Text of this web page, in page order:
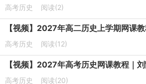
高考历史 阅读(2)
高考历史 阅读(12)
高考历史 阅读(20)